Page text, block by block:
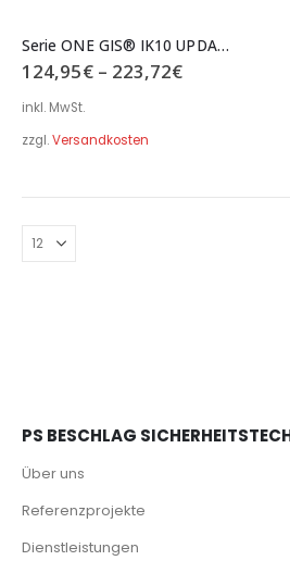
Serie ONE GIS® IK10 UPDATER Schrägdach Tropfnase Edelstahl
124,95€– 223,72€
inkl. MwSt.
zzgl.Versandkosten
PS BESCHLAG
Über uns
Referenzprojekte
Dienstleistungen